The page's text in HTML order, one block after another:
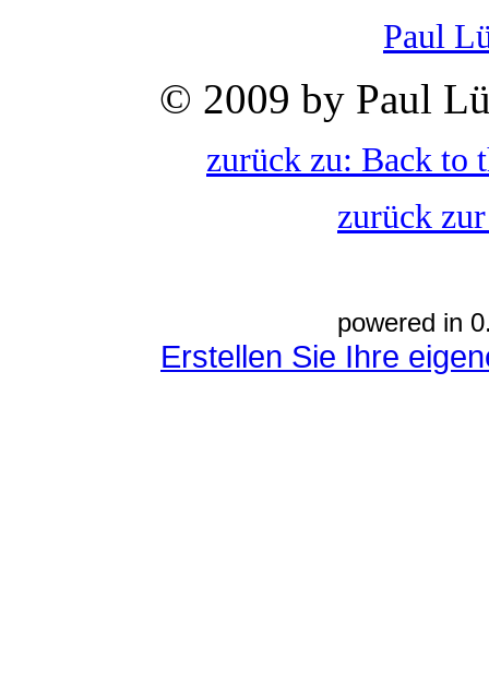
Paul
© 2009 by Paul
zurück zu: Back to
zurück
powered in
Erstellen Sie Ihre